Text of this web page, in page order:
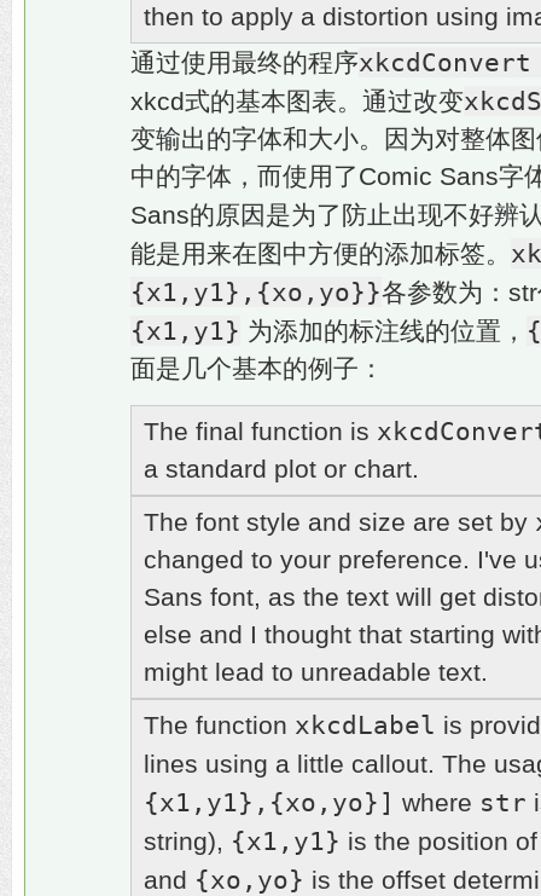
then to apply a distortion using
通过使用最终的程序
xkcd式的基本图表。通过改变
变输出的字体和大小。因为对整体
中的字体，而使用了Comic Sans字
Sans的原因是为了防止出现不好辨
能是用来在图中方便的添加标签。
{x1,y1},{xo,yo}}各参数为：
{x1,y1} 为添加的标注线的位置，
面是几个基本的例子：
The final function is
a standard plot or chart.
The font style and size are set by
changed to your preference. I've
Sans font, as the text will get
else and I thought that starting
might lead to unreadable text.
The function xkcdLabel is
lines using a little callout. The
{x1,y1},{xo,yo}] where str
string), {x1,y1} is the position
and {xo,yo} is the offset